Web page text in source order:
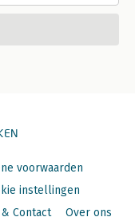
voorwaarden
instellingen
Contact Over ons